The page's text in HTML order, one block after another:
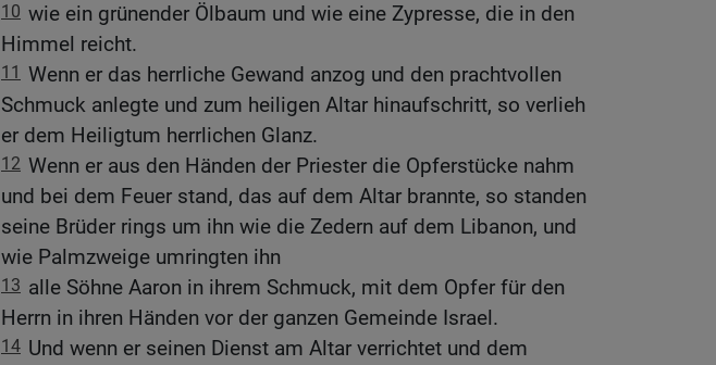
10 wie ein grünender Ölbaum und wie eine Zypresse, die in den
Himmel reicht.
11 Wenn er das herrliche Gewand anzog und den prachtvollen
Schmuck anlegte und zum heiligen Altar hinaufschritt, so verlieh
er dem Heiligtum herrlichen Glanz.
12 Wenn er aus den Händen der Priester die Opferstücke nahm
und bei dem Feuer stand, das auf dem Altar brannte, so standen
seine Brüder rings um ihn wie die Zedern auf dem Libanon, und
wie Palmzweige umringten ihn
13 alle Söhne Aaron in ihrem Schmuck, mit dem Opfer für den
Herrn in ihren Händen vor der ganzen Gemeinde Israel.
14 Und wenn er seinen Dienst am Altar verrichtet und dem